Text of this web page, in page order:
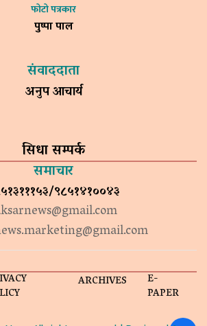
फोटो पत्रकार
पुष्पा पाल
संवाददाता
अनुप आचार्य
सिधा सम्पर्क
समाचार
९८५१४१००४३
ARCHIVES E-
PAPER